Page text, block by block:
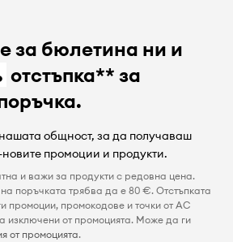
за бюлетина ни и
отстъпка** за
общност, за да получаваш
промоции и продукти.
и важи за продукти с редовна цена.
поръчката трябва да е 80 €. Отстъпката
промоции, промокодове и точки от AC
изключени от промоцията. Може да ги
от промоцията.